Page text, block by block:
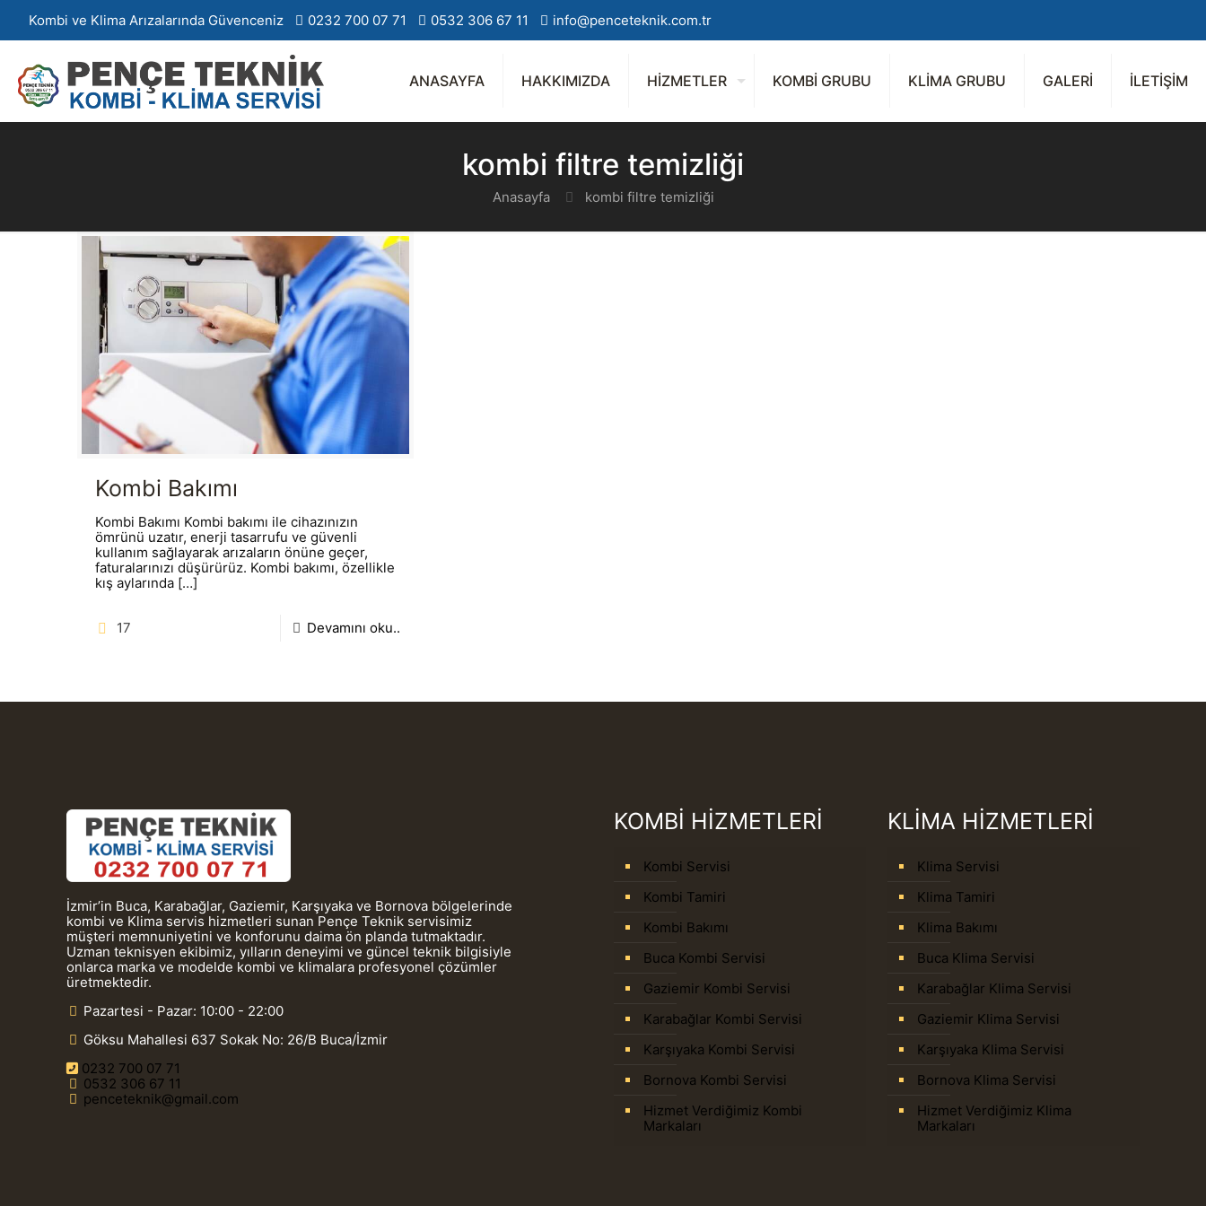
Kombi ve Klima Arızalarında Güvenceniz 0232 700 07 71 0532 306 67 11 info@penceteknik.com.tr
ANASAYFA HAKKIMIZDA HİZMETLER KOMBİ GRUBU KLİMA GRUBU GALERİ İLETİŞİM
kombi filtre temizliği
Anasayfa kombi filtre temizliği
Kombi Bakımı
Kombi Bakımı Kombi bakımı ile cihazınızın
ömrünü uzatır, enerji tasarrufu ve güvenli
kullanım sağlayarak arızaların önüne geçer,
faturalarınızı düşürürüz. Kombi bakımı, özellikle
kış aylarında[…]
17 Devamını oku..
İzmir’in Buca, Karabağlar, Gaziemir, Karşıyaka ve Bornova bölgelerinde
kombi ve Klima servis hizmetleri sunan Pençe Teknik servisimiz
müşteri memnuniyetini ve konforunu daima ön planda tutmaktadır.
Uzman teknisyen ekibimiz, yılların deneyimi ve güncel teknik bilgisiyle
onlarca marka ve modelde kombi ve klimalara profesyonel çözümler
üretmektedir.
Pazartesi - Pazar: 10:00 - 22:00
Göksu Mahallesi 637 Sokak No: 26/B Buca/İzmir
0232 700 07 71
0532 306 67 11
penceteknik@gmail.com
KOMBİ HİZMETLERİ
Kombi Servisi
Kombi Tamiri
Kombi Bakımı
Buca Kombi Servisi
Gaziemir Kombi Servisi
Karabağlar Kombi Servisi
Karşıyaka Kombi Servisi
Bornova Kombi Servisi
Hizmet Verdiğimiz Kombi
Markaları
KLİMA HİZMETLERİ
Klima Servisi
Klima Tamiri
Klima Bakımı
Buca Klima Servisi
Karabağlar Klima Servisi
Gaziemir Klima Servisi
Karşıyaka Klima Servisi
Bornova Klima Servisi
Hizmet Verdiğimiz Klima
Markaları